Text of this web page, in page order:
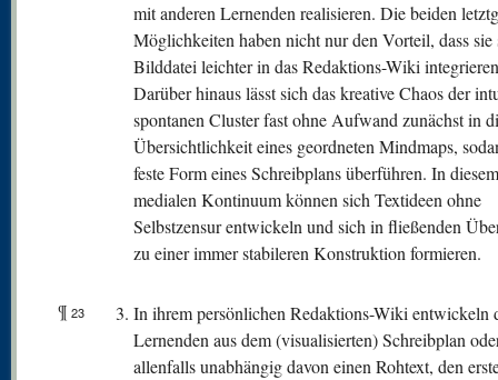
mit anderen Lernenden realisieren. Die beiden
Möglichkeiten haben nicht nur den Vorteil, dass sie
Bilddatei leichter in das Redaktions-Wiki
Darüber hinaus lässt sich das kreative Chaos der
spontanen Cluster fast ohne Aufwand zunächst in
Übersichtlichkeit eines geordneten Mindmaps,
feste Form eines Schreibplans überführen. In diesem
medialen Kontinuum können sich Textideen ohne
Selbstzensur entwickeln und sich in fließenden
zu einer immer stabileren Konstruktion formieren.
¶ 23
In ihrem persönlichen Redaktions-Wiki entwickeln
Lernenden aus dem (visualisierten) Schreibplan
allenfalls unabhängig davon einen Rohtext, den